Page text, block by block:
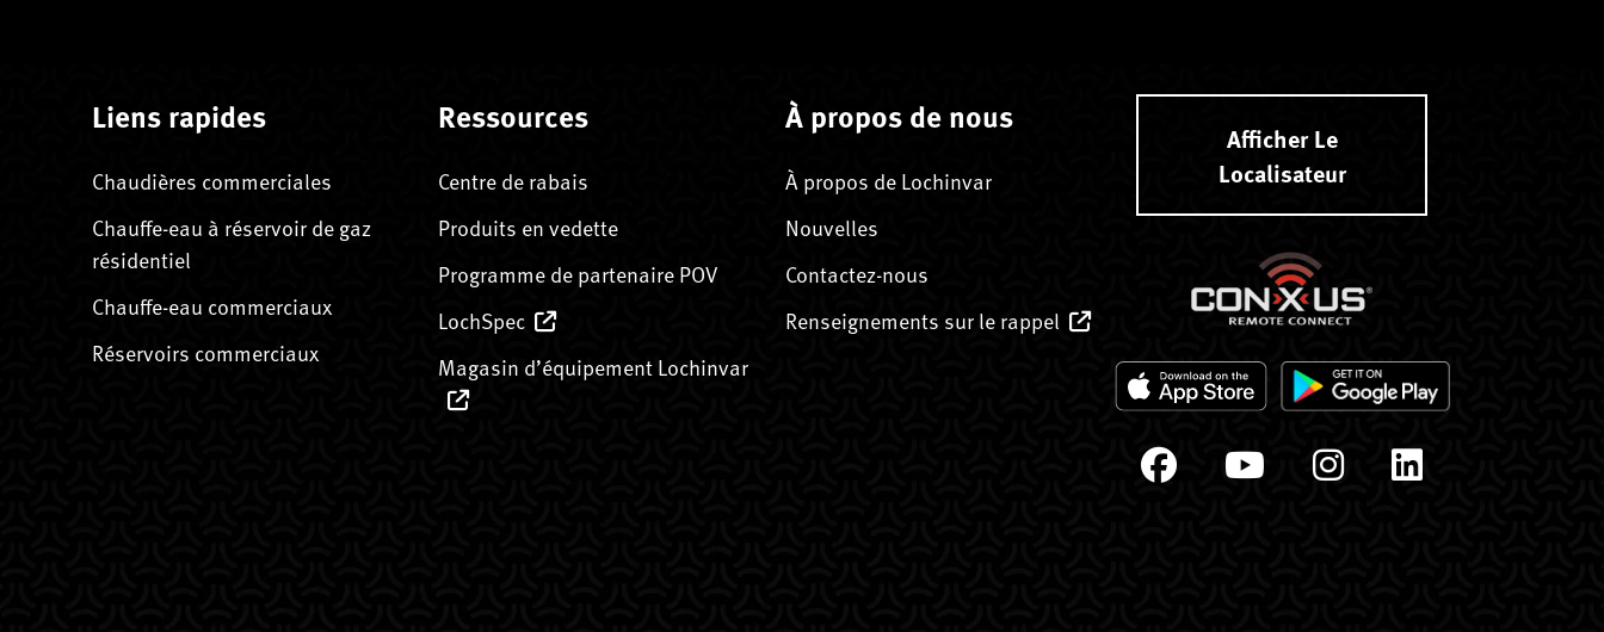
Liens rapides
Chaudières commerciales
Chauffe-eau à réservoir de gaz
résidentiel
Chauffe-eau commerciaux
Réservoirs commerciaux
Ressources
Centre de rabais
Produits en vedette
Programme de partenaire POV
LochSpec
Magasin d’équipement Lochinvar
À propos de nous
À propos de Lochinvar
Nouvelles
Contactez-nous
Renseignements sur le rappel
Afficher Le
Localisateur